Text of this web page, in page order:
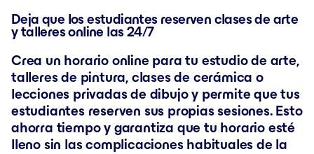
Deja que los estudiantes reserven clases de arte
y talleres online las 24/7
Crea un horario online para tu estudio de arte,
talleres de pintura, clases de cerámica o
lecciones privadas de dibujo y permite que tus
estudiantes reserven sus propias sesiones. Esto
ahorra tiempo y garantiza que tu horario esté
lleno sin las complicaciones habituales de la